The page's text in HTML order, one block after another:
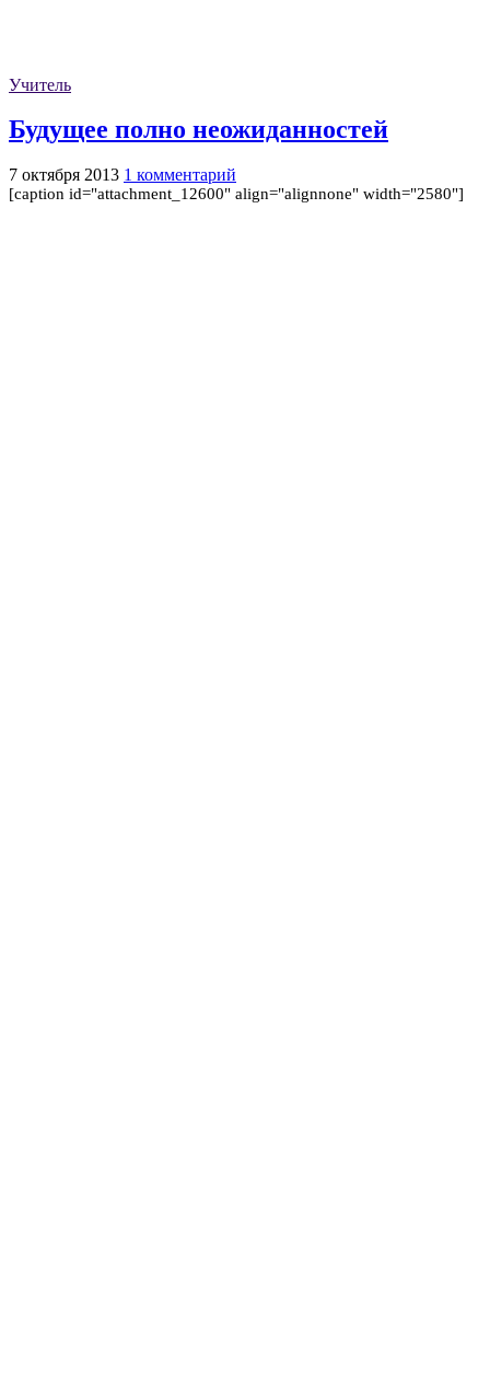
Учитель
Будущее полно неожиданностей
7 октября 2013 1 комментарий
[caption id="attachment_12600" align="alignnone" width="2580"]